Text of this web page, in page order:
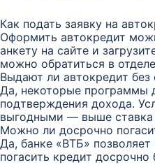
Как подать заявку на
Оформить автокредит
анкету на сайте и
можно обратиться в
Выдают ли автокредит без
Да, некоторые программы
подтверждения дохода.
выгодными — выше ставка
Можно ли досрочно
Да, банке «ВТБ»
погасить кредит